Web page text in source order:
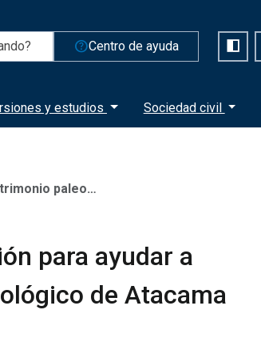
help_outlineCentro de ayuda
y estudios Sociedad civil
de Atacama
para ayudar a
de Atacama